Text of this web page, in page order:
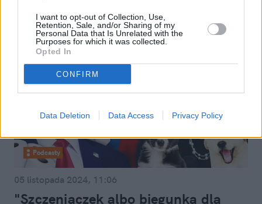
I want to opt-out of Collection, Use,
Retention, Sale, and/or Sharing of my
Personal Data that Is Unrelated with the
Purposes for which it was collected.
Opted In
CONFIRM
Data Deletion Data Access Privacy Policy
Podcasty
05 listopada 2024, 11:06
"Szczeniaczek albo biegunka dla